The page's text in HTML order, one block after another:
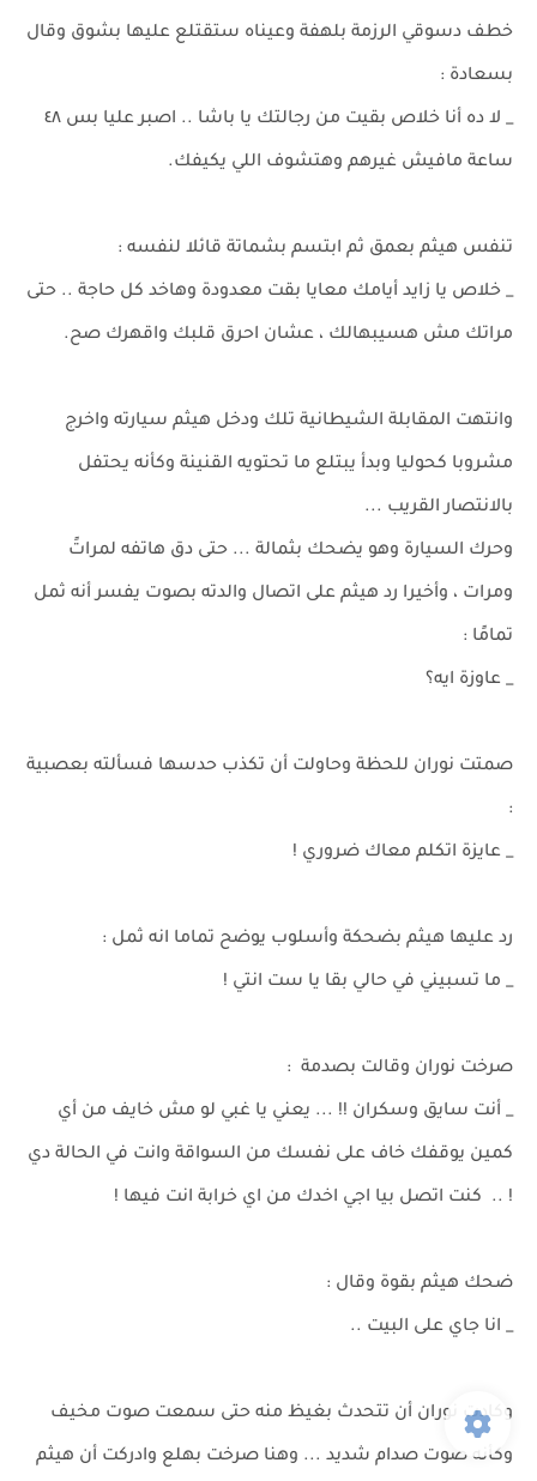
خطف دسوقي الرزمة بلهفة وعيناه ستقتلع عليها بشوق وقال
بسعادة :
_ لا ده أنا خلاص بقيت من رجالتك يا باشا .. اصبر عليا بس ٤٨
ساعة مافيش غيرهم وهتشوف اللي يكيفك.
تنفس هيثم بعمق ثم ابتسم بشماتة قائلا لنفسه :
_ خلاص يا زايد أيامك معايا بقت معدودة وهاخد كل حاجة .. حتى
مراتك مش هسيبهالك ، عشان احرق قلبك واقهرك صح.
وانتهت المقابلة الشيطانية تلك ودخل هيثم سيارته واخرج
مشروبا كحوليا وبدأ يبتلع ما تحتويه القنينة وكأنه يحتفل
بالانتصار القريب ...
وحرك السيارة وهو يضحك بثمالة ... حتى دق هاتفه لمراتً
ومرات ، وأخيرا رد هيثم على اتصال والدته بصوت يفسر أنه ثمل
تمامًا :
_ عاوزة ايه؟
صمتت نوران للحظة وحاولت أن تكذب حدسها فسألته بعصبية
:
_ عايزة اتكلم معاك ضروري !
رد عليها هيثم بضحكة وأسلوب يوضح تماما انه ثمل :
_ ما تسبيني في حالي بقا يا ست انتي !
صرخت نوران وقالت بصدمة :
_ أنت سايق وسكران !! ... يعني يا غبي لو مش خايف من أي
كمين يوقفك خاف على نفسك من السواقة وانت في الحالة دي
! .. كنت اتصل بيا اجي اخدك من اي خرابة انت فيها !
ضحك هيثم بقوة وقال :
_ انا جاي على البيت ..
وكادت نوران أن تتحدث بغيظ منه حتى سمعت صوت مخيف
وكأنه صوت صدام شديد ... وهنا صرخت بهلع وادركت أن هيثم